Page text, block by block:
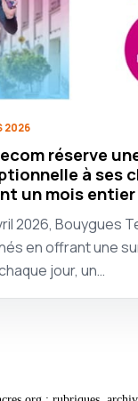
2026
réserve
à ses
un mois entier
2026, Bouygues
en offrant une
jour, un…